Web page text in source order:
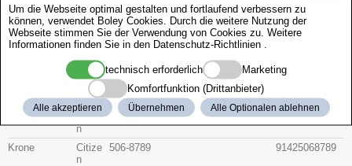
Citizen 4-321405
Gruppe HerstellerTeile-Nr. Beschreibung Artikel-Nr.
Glas
Citize
n
54-17685G 91415417685G
Krone
Citize
n
506-8789 91425068789
Um die Webseite optimal gestalten und fortlaufend verbessern zu
können, verwendet Boley Cookies. Durch die weitere Nutzung der
Webseite stimmen Sie der Verwendung von Cookies zu. Weitere
Informationen finden Sie in den Datenschutz-Richtlinien
technisch erforderlich
Marketing
Komfortfunktion (Drittanbieter)
Alle akzeptieren Übernehmen Alle Optionalen ablehnen